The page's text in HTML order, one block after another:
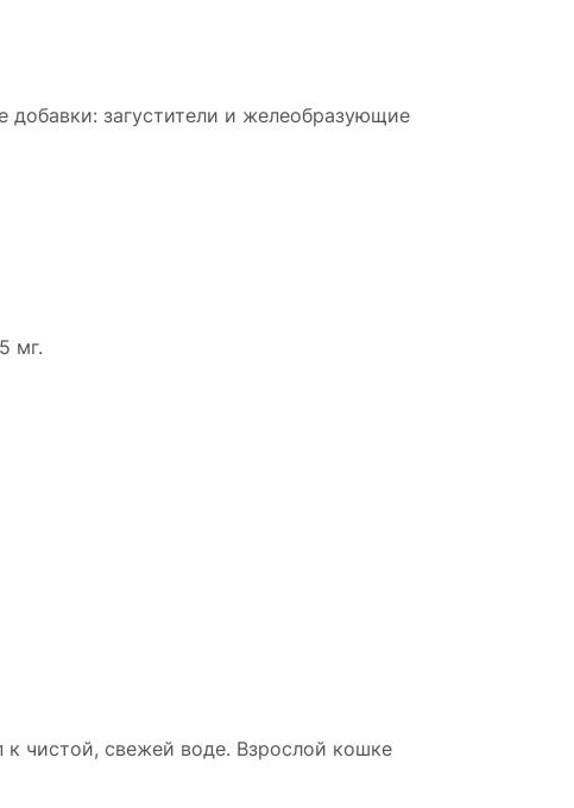
добавки: загустители и желеобразующие
мг.
чистой, свежей воде. Взрослой кошке